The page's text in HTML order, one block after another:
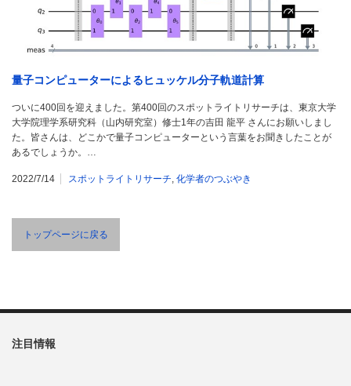
量子コンピューターによるヒュッケル分子軌道計算
ついに400回を迎えました。第400回のスポットライトリサーチは、東京大学
大学院理学系研究科（山内研究室）修士1年の吉田 龍平 さんにお願いしまし
た。皆さんは、どこかで量子コンピューターという言葉をお聞きしたことが
あるでしょうか。…
2022/7/14 スポットライトリサーチ, 化学者のつぶやき
トップページに戻る
注目情報